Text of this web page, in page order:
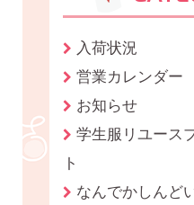
入荷状況
営業カレンダー
お知らせ
学生服リユース
ト
なんでかしんど